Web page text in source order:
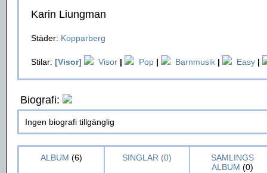
Karin Liungman
Städer: Kopparberg
Stilar: [Visor] Visor | Pop | Barnmusik | Easy |
Biografi:
Ingen biografi tillgänglig
ALBUM (6) SINGLAR (0)
SAMLINGS
ALBUM (0)